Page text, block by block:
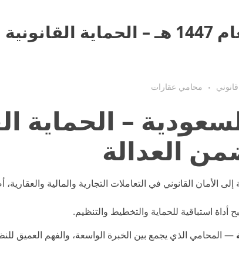
أفضل محامي في السعودية لعام 1447 هـ –
قانوني محامي عقارات
– الحماية
العدالة
إلى الأمان القانوني في التعاملات التجارية والمالية
استباقية للحماية والتخطيط والتنظيم.
— المحامي الذي يجمع بين الخبرة الواسعة، والفهم العميق